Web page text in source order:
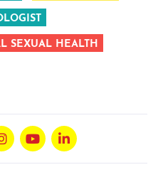
SEXUAL HEALTH